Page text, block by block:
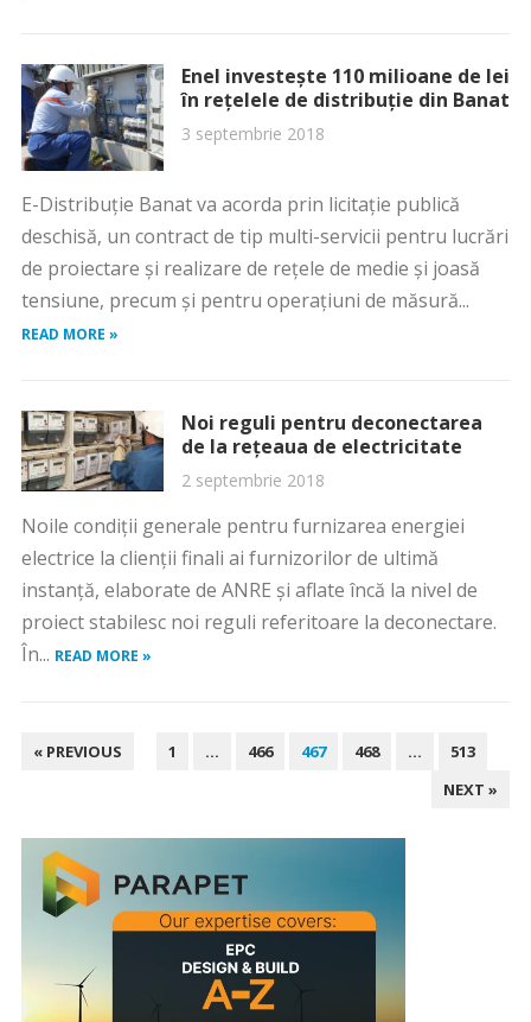
Enel investeşte 110 milioane de lei
în reţelele de distribuţie din Banat
3 septembrie 2018
E-Distribuție Banat va acorda prin licitație publică
deschisă, un contract de tip multi-servicii pentru lucrări
de proiectare și realizare de rețele de medie și joasă
tensiune, precum și pentru operațiuni de măsură...
READ MORE »
Noi reguli pentru deconectarea
de la reţeaua de electricitate
2 septembrie 2018
Noile condiţii generale pentru furnizarea energiei
electrice la clienţii finali ai furnizorilor de ultimă
instanţă, elaborate de ANRE şi aflate încă la nivel de
proiect stabilesc noi reguli referitoare la deconectare.
În... READ MORE »
PAGINAȚIE
« PREVIOUS 1 … 466 467 468 …
513
NEXT »